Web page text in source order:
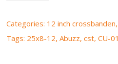
(
a
Categories: 12 inch crossbanden,
Tags: 25x8-12,Abuzz,cst,CU-01